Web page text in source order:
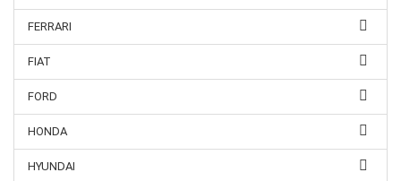
FERRARI
FIAT
FORD
HONDA
HYUNDAI